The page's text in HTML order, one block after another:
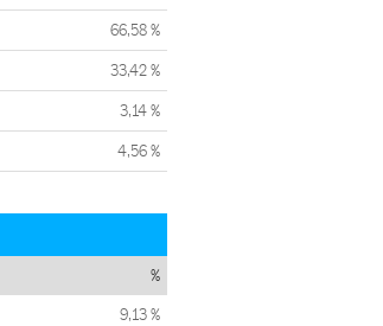
66,58 %
33,42 %
3,14 %
4,56 %
%
9,13 %